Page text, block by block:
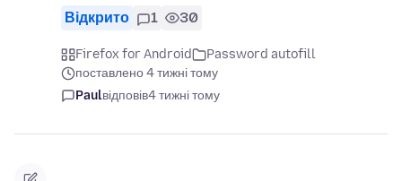
Відкрито 1 30
Firefox for Android
Password autofill
поставлено 4 тижні тому
Paulвідповів4 тижні тому